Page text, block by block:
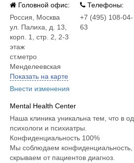
Головной офис:
Россия
Москва
ул. Палиха, д. 13,
корп. 1, стр. 2, 2-3
этаж
ст.метро
Менделеевская
Показать на карте
Внести изменения
Телефоны:
+7 (495) 108-04-
63
Mental Health Center
Наша клиника уникальна тем, что в
психологи и психиатры.
Конфиденциальность 100%
Мы соблюдаем конфиденциальность,
скрываем от пациентов диагноз.